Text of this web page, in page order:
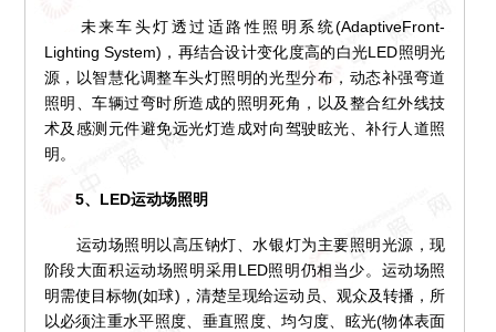
未来车头灯透过适路性照明系统(AdaptiveFront-
Lighting System)，再结合设计变化度高的白光LED照明光
源，以智慧化调整车头灯照明的光型分布，动态补强弯道
照明、车辆过弯时所造成的照明死角，以及整合红外线技
术及感测元件避免远光灯造成对向驾驶眩光、补行人道照
明。
5、LED运动场照明
运动场照明以高压钠灯、水银灯为主要照明光源，现
阶段大面积运动场照明采用LED照明仍相当少。运动场照
明需使目标物(如球)，清楚呈现给运动员、观众及转播，所
以必须注重水平照度、垂直照度、均匀度、眩光(物体表面